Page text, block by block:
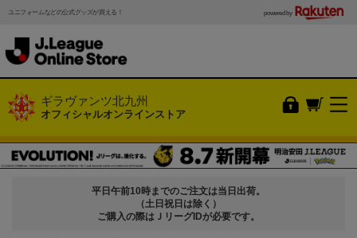
ユニフォームなどの公式グッズが買える！ powered by
ギラヴァンツ北九州
オフィシャルオンラインストア
平日午前10時までのご注文は当日出荷。
（土日祝日は除く）
ご購入の際はＪリーグIDが必要です。